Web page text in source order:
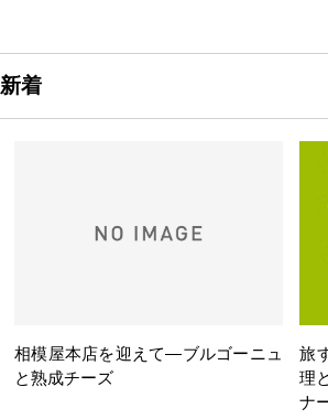
新着
相模屋本店を迎えて―ブルゴーニュ
と熟成チーズ
旅
理
ナ